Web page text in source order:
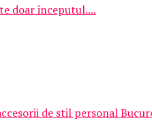
doar inceputul....
de stil personal